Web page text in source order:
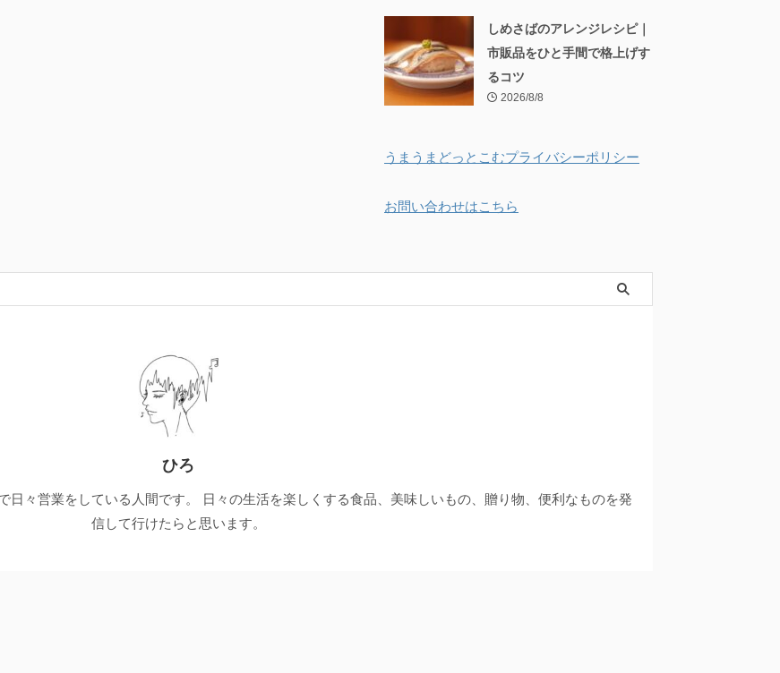
しめさばのアレンジレシピ｜
市販品をひと手間で格上げす
るコツ
2026/8/8
うまうまどっとこむプライバシーポリシー
お問い合わせはこちら
ひろ
日々営業をしている人間です。 日々の生活を楽しくする食品、美味しいもの、贈り物、便利なものを発
信して行けたらと思います。